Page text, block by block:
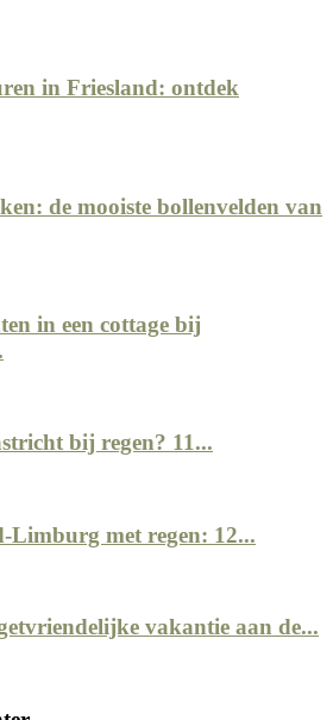
in Friesland: ontdek
de mooiste bollenvelden van
in een cottage bij
bij regen? 11...
Limburg met regen: 12...
vakantie aan de...